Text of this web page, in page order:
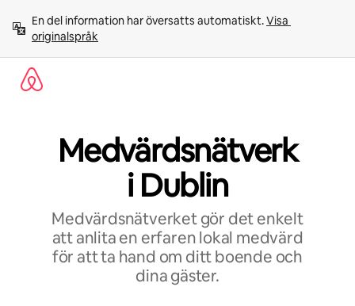
innehåll
En del information har översatts automatiskt. Visa
originalspråk
Medvärdsnätverk
i Dublin
Medvärdsnätverket gör det enkelt
att anlita en erfaren lokal medvärd
för att ta hand om ditt boende och
dina gäster.